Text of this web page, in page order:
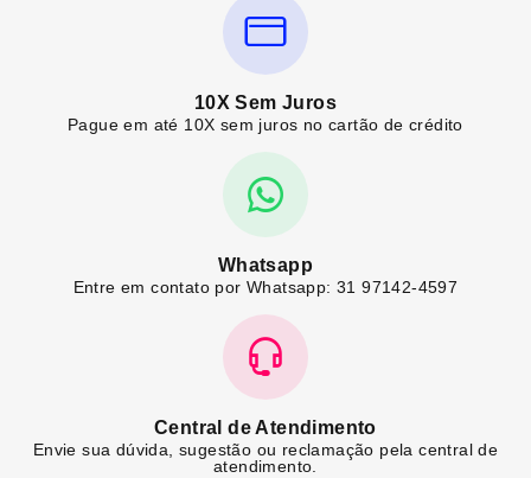
10X Sem Juros
Pague em até 10X sem juros no cartão de crédito
Whatsapp
Entre em contato por Whatsapp: 31 97142-4597
Central de Atendimento
Envie sua dúvida, sugestão ou reclamação pela central de
atendimento.